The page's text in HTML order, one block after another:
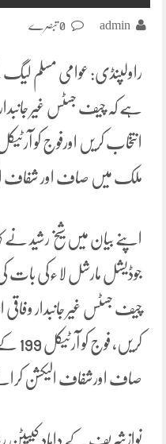
admin
راولپنڈی: عوامی مسلم لیگ کے
ہے کہ چیف جسٹس غیر جانبدار
ملک میں صاف اور شفاف
اپنے بیان میں شیخ رشید نے
جوڈیشل مارشل لاءکی بات
چیف جسٹس غیر جانبدار وفاقی
صاف اورشفاف الیکشن
نوازشریف کے داماد کیپٹن